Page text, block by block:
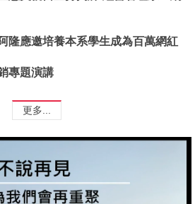
隆應邀培養本系學生成為百萬網紅
專題演講
更多...